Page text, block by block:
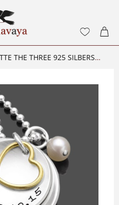
FAMILIENKETTE THE THREE 925 SILBERSCHMUCK MIT INDIVIDUELLER GRAVUR